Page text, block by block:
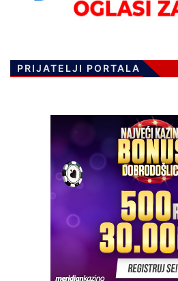
PRIJATELJI PORTALA